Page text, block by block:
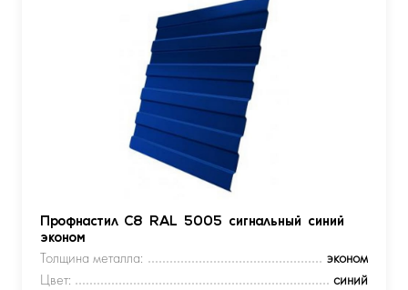
Профнастил С8 RAL 5005 сигнальный синий
эконом
Толщина металла:
эконом
Цвет:
синий